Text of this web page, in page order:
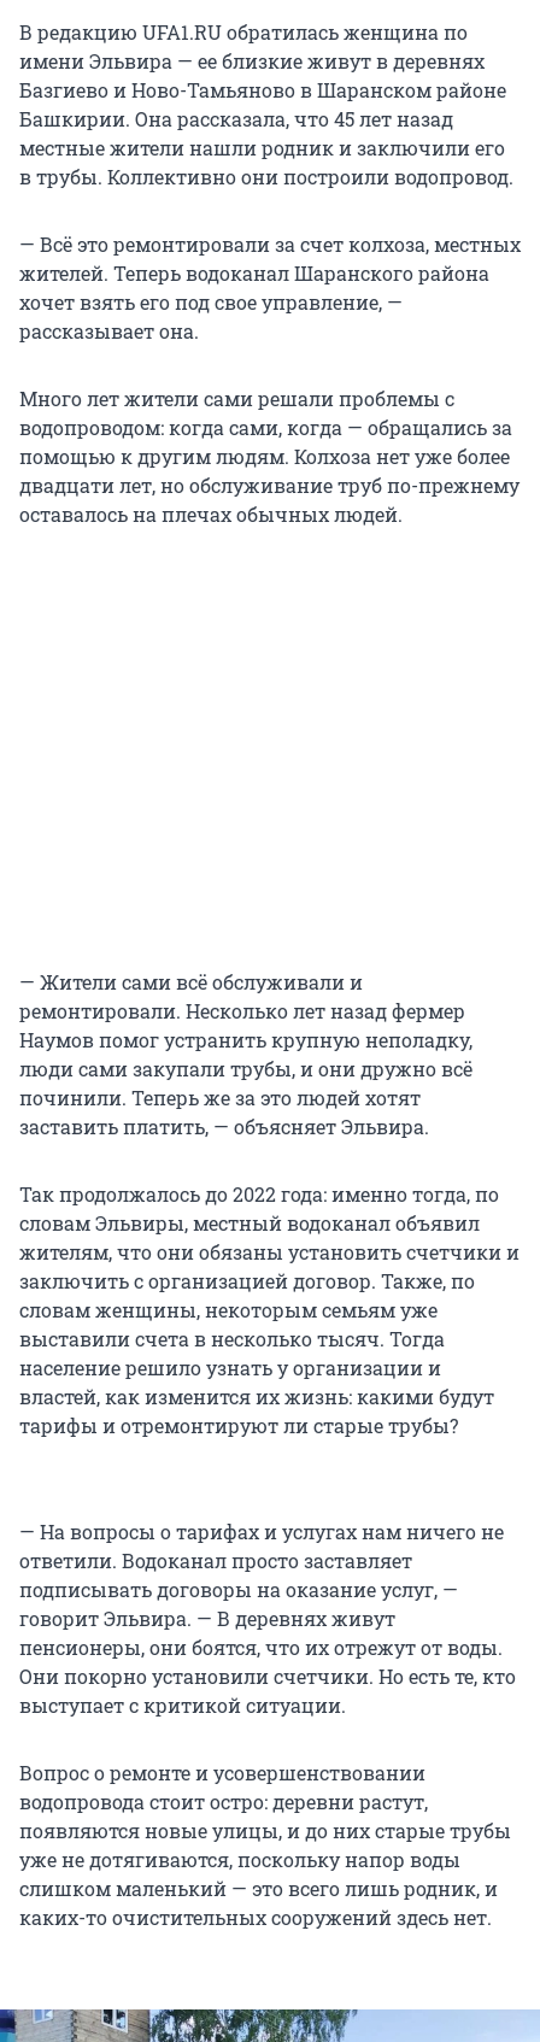
В редакцию UFA1.RU обратилась женщина по
имени Эльвира — ее близкие живут в деревнях
Базгиево и Ново-Тамьяново в Шаранском районе
Башкирии. Она рассказала, что 45 лет назад
местные жители нашли родник и заключили его
в трубы. Коллективно они построили водопровод.
— Всё это ремонтировали за счет колхоза, местных
жителей. Теперь водоканал Шаранского района
хочет взять его под свое управление, —
рассказывает она.
Много лет жители сами решали проблемы с
водопроводом: когда сами, когда — обращались за
помощью к другим людям. Колхоза нет уже более
двадцати лет, но обслуживание труб по-прежнему
оставалось на плечах обычных людей.
— Жители сами всё обслуживали и
ремонтировали. Несколько лет назад фермер
Наумов помог устранить крупную неполадку,
люди сами закупали трубы, и они дружно всё
починили. Теперь же за это людей хотят
заставить платить, — объясняет Эльвира.
Так продолжалось до 2022 года: именно тогда, по
словам Эльвиры, местный водоканал объявил
жителям, что они обязаны установить счетчики и
заключить с организацией договор. Также, по
словам женщины, некоторым семьям уже
выставили счета в несколько тысяч. Тогда
население решило узнать у организации и
властей, как изменится их жизнь: какими будут
тарифы и отремонтируют ли старые трубы?
— На вопросы о тарифах и услугах нам ничего не
ответили. Водоканал просто заставляет
подписывать договоры на оказание услуг, —
говорит Эльвира. — В деревнях живут
пенсионеры, они боятся, что их отрежут от воды.
Они покорно установили счетчики. Но есть те, кто
выступает с критикой ситуации.
Вопрос о ремонте и усовершенствовании
водопровода стоит остро: деревни растут,
появляются новые улицы, и до них старые трубы
уже не дотягиваются, поскольку напор воды
слишком маленький — это всего лишь родник, и
каких-то очистительных сооружений здесь нет.